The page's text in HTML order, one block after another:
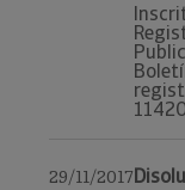
29/11/2017